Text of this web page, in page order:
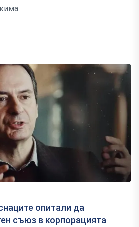
опитали да
съюз в корпорацията